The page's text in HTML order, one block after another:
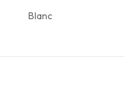
Blanc